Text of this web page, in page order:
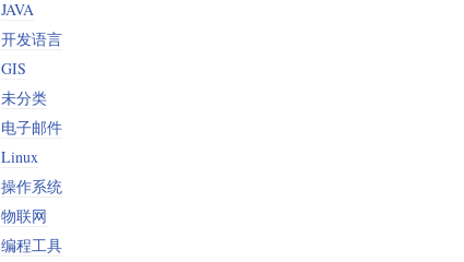
JAVA
开发语言
GIS
未分类
电子邮件
Linux
操作系统
物联网
编程工具